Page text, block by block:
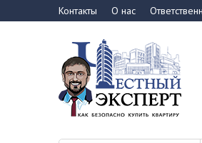
Контакты О нас